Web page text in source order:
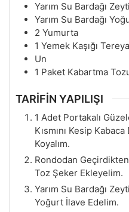
Yarım Su Bardağı
Yarım Su Bardağı
2 Yumurta
1 Yemek Kaşığı
Un
1 Paket Kabartma
TARİFİN YAPILIŞI
1 Adet Portakalı
Kısmını Kesip
Koyalım.
Rondodan
Toz Şeker Ekleyelim.
Yarım Su Bardağı
Yoğurt İlave Edelim.